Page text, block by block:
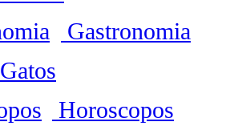
Gastronomia
Gatos
Horoscopos